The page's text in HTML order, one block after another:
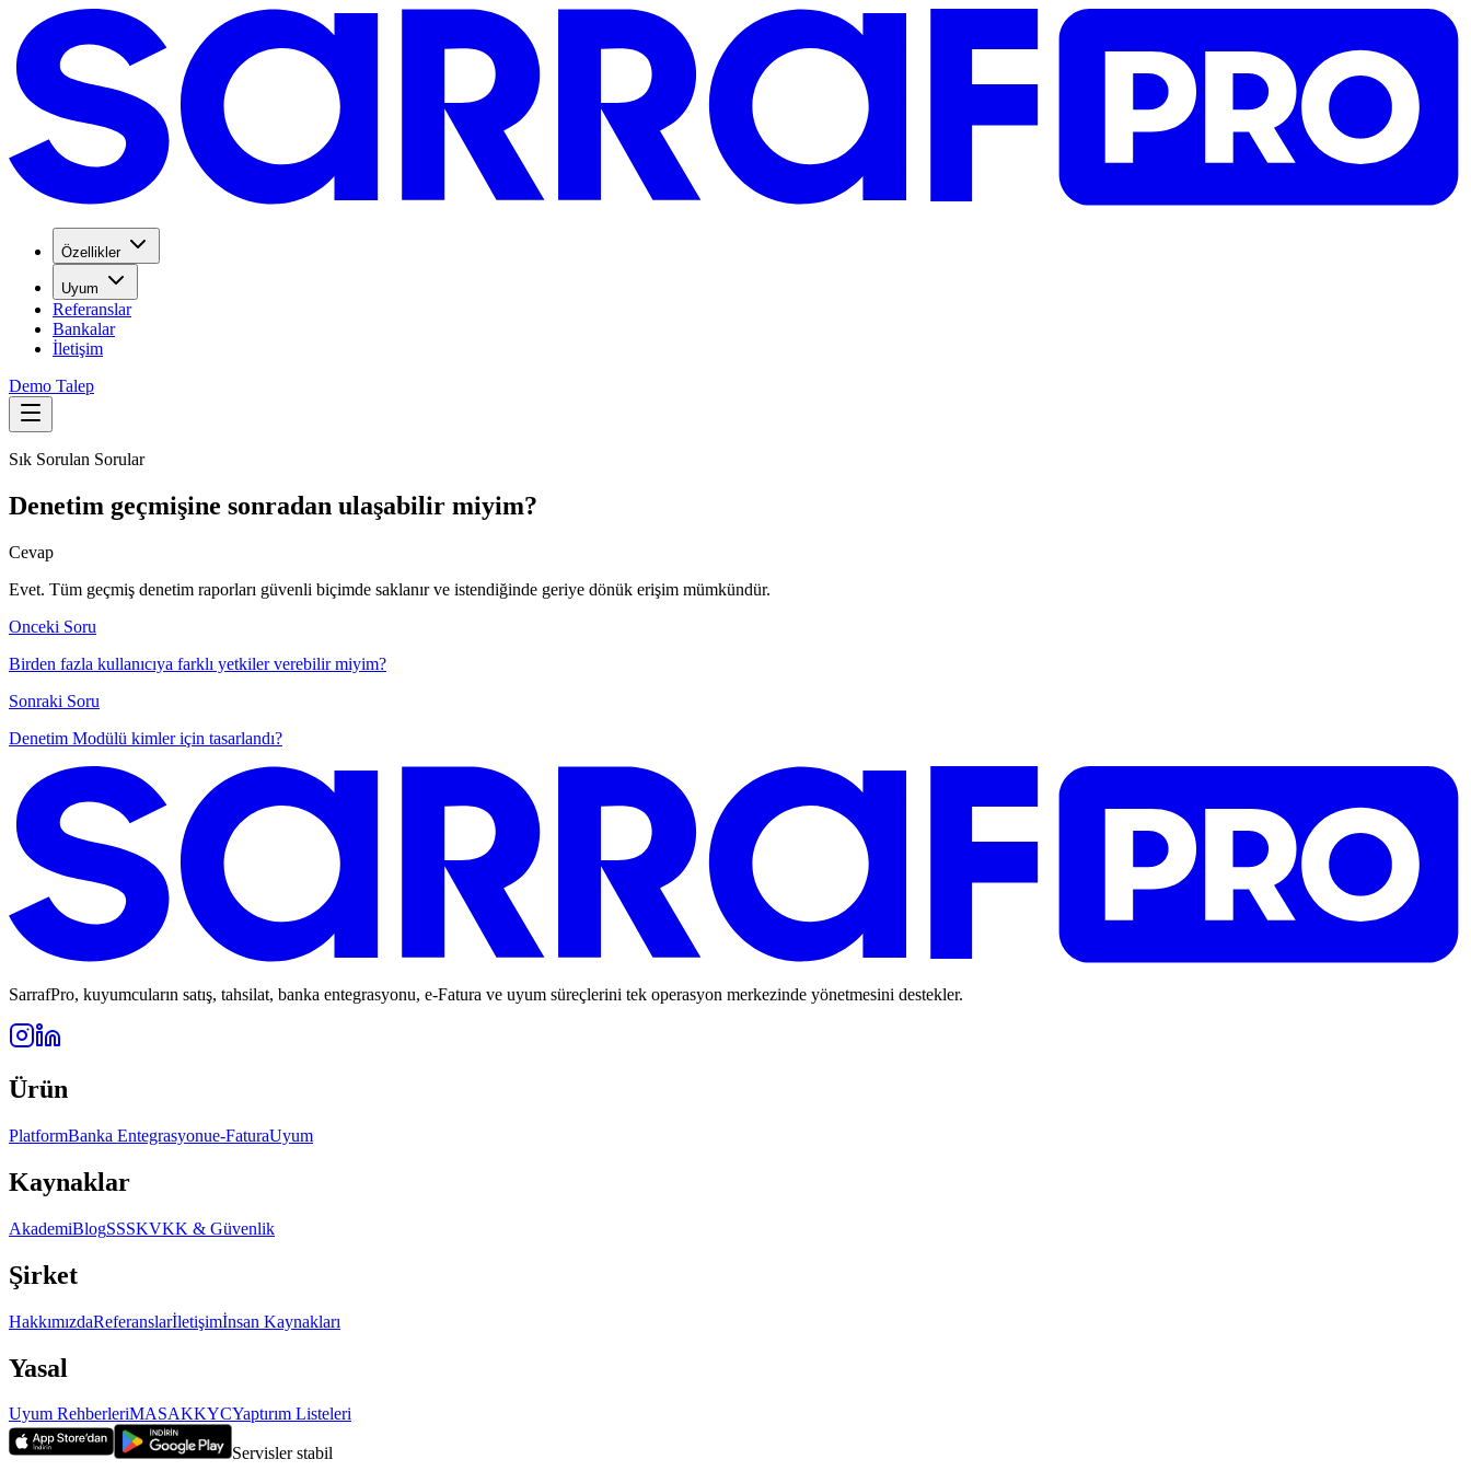
Özellikler
Uyum
Referanslar
Bankalar
İletişim
Demo Talep
Sık Sorulan Sorular
Denetim geçmişine sonradan ulaşabilir miyim?
Cevap
Evet. Tüm geçmiş denetim raporları güvenli biçimde saklanır ve istendiğinde geriye dönük erişim mümkündür.
Onceki Soru
Birden fazla kullanıcıya farklı yetkiler verebilir miyim?
Sonraki Soru
Denetim Modülü kimler için tasarlandı?
SarrafPro, kuyumcuların satış, tahsilat, banka entegrasyonu, e-Fatura ve uyum süreçlerini tek operasyon merkezinde yönetmesini destekler.
Ürün
PlatformBanka Entegrasyonue-FaturaUyum
Kaynaklar
AkademiBlogSSSKVKK & Güvenlik
Şirket
HakkımızdaReferanslarİletişimİnsan Kaynakları
Yasal
Uyum RehberleriMASAKKYCYaptırım Listeleri
Servisler stabil